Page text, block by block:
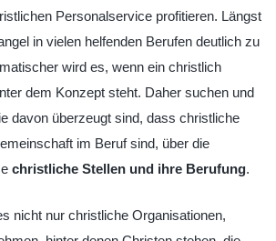
Personalservice profitieren. Längst
in vielen helfenden Berufen deutlich zu
wird es, wenn ein christlich
dem Konzept steht. Daher suchen und
davon überzeugt sind, dass christliche
im Beruf sind, über die
christliche Stellen und ihre Berufung.
nicht nur christliche Organisationen,